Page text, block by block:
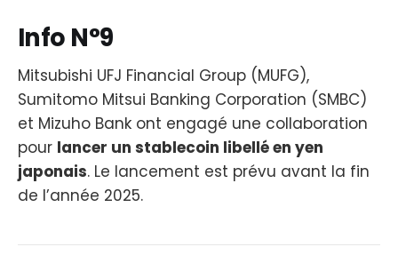
Info N°9
Mitsubishi UFJ Financial Group (MUFG),
Sumitomo Mitsui Banking Corporation (SMBC)
et Mizuho Bank ont engagé une collaboration
pour lancer un stablecoin libellé en yen
japonais. Le lancement est prévu avant la fin
de l’année 2025.